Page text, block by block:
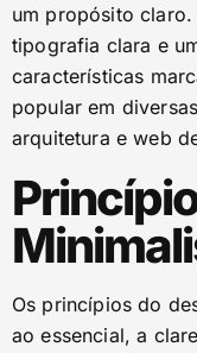
um propósito
tipografia clara e
características
popular em
arquitetura e web
Os princípios do
ao essencial, a